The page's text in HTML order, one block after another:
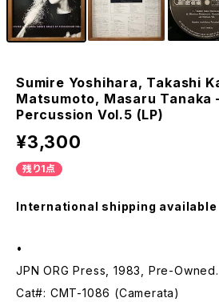
Sumire Yoshihara, Takashi
Matsumoto, Masaru Tanaka
Percussion Vol.5 (LP)
¥3,300
残り1点
International shipping available
•
JPN ORG Press, 1983, Pre-Owned.
Cat#: CMT-1086 (Camerata)